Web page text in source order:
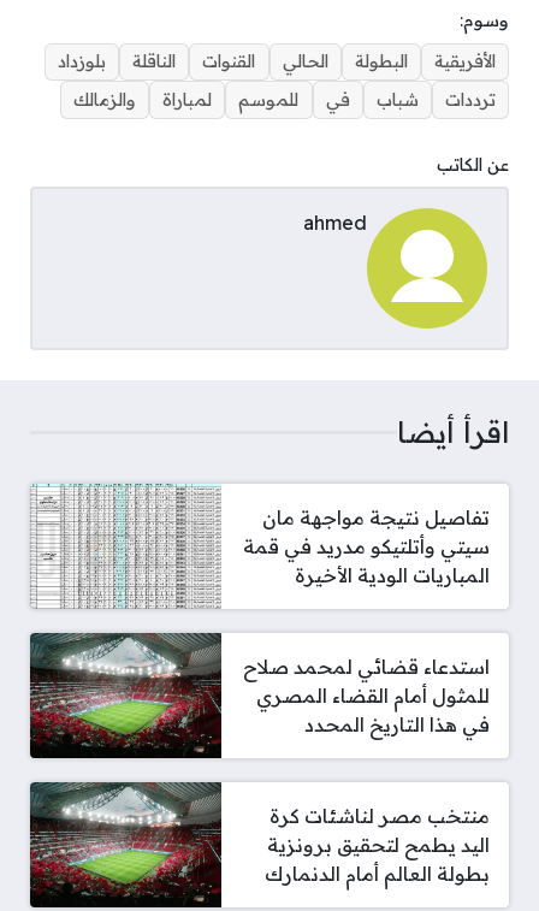
وسوم:
الأفريقية
البطولة الحالي القنوات الناقلة
بلوزداد
ترددات
شباب في للموسم لمباراة والزمالك
عن الكاتب
ahmed
اقرأ أيضا
تفاصيل نتيجة مواجهة مان
سيتي وأتلتيكو مدريد في قمة
المباريات الودية الأخيرة
استدعاء قضائي لمحمد صلاح
للمثول أمام القضاء المصري
في هذا التاريخ المحدد
منتخب مصر لناشئات كرة
اليد يطمح لتحقيق برونزية
بطولة العالم أمام الدنمارك